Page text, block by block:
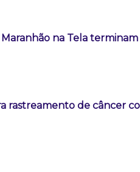
na Tela
rastreamento de câncer